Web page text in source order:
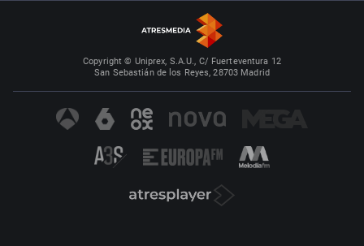
Copyright © Uniprex, S.A.U., C/ Fuerteventura 12
San Sebastián de los Reyes, 28703 Madrid